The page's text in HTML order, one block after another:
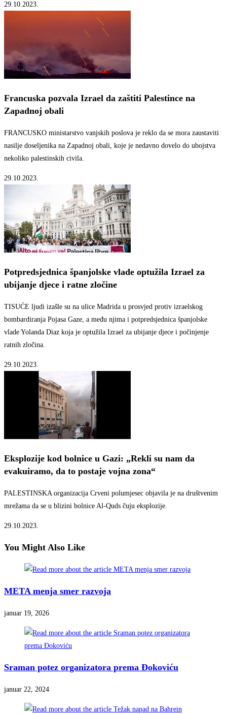
29.10.2023.
Francuska pozvala Izrael da zaštiti Palestince na
Zapadnoj obali
FRANCUSKO ministarstvo vanjskih poslova je reklo da se mora zaustaviti
nasilje doseljenika na Zapadnoj obali, koje je nedavno dovelo do ubojstva
nekoliko palestinskih civila.
29.10.2023.
Potpredsjednica španjolske vlade optužila Izrael za
ubijanje djece i ratne zločine
TISUĆE ljudi izašle su na ulice Madrida u prosvjed protiv izraelskog
bombardiranja Pojasa Gaze, a među njima i potpredsjednica španjolske
vlade Yolanda Diaz koja je optužila Izrael za ubijanje djece i počinjenje
ratnih zločina.
29.10.2023.
Eksplozije kod bolnice u Gazi: „Rekli su nam da
evakuiramo, da to postaje vojna zona“
PALESTINSKA organizacija Crveni polumjesec objavila je na društvenim
mrežama da se u blizini bolnice Al-Quds čuju eksplozije.
29.10.2023.
You Might Also Like
META menja smer razvoja
januar 19, 2026
Sraman potez organizatora prema Đokoviću
januar 22, 2024